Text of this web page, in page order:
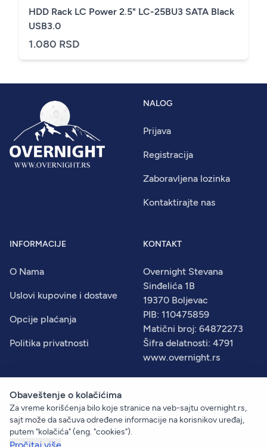
HDD Rack LC Power 2.5" LC-25BU3 SATA Black
USB3.0
1.080 RSD
NALOG
Prijava
Registracija
Zaboravljena lozinka
Kontaktirajte nas
INFORMACIJE
O Nama
Uslovi kupovine i dostave
Opcije plaćanja
Politika privatnosti
KONTAKT
Overnight Stevana
Sinđelića 1B
19370 Boljevac
PIB: 110475859
Matični broj: 64872273
Šifra delatnosti: 4791
www.overnight.rs
© 2026Overnight. Sva prava zadržana.
Created by:Dejan Vukelić
Obaveštenje o kolačićima
Za vreme korišćenja bilo koje stranice na veb-sajtu overnight.rs,
sajt može da sačuva određene informacije na korisnikov uređaj,
putem "kolačića" (eng. "cookies").